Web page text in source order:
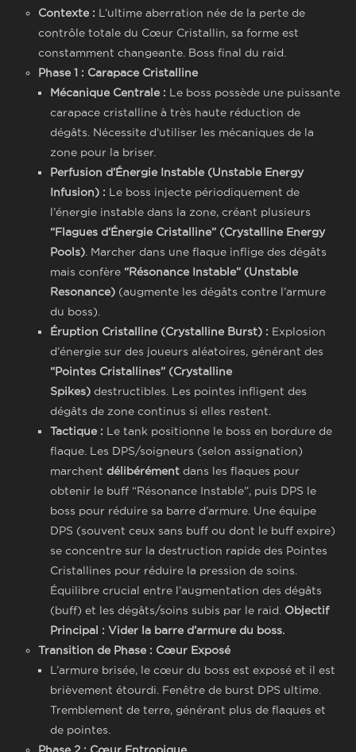
Contexte : L’ultime aberration née de la perte de
contrôle totale du Cœur Cristallin, sa forme est
constamment changeante. Boss final du raid.
Phase 1 : Carapace Cristalline
Mécanique Centrale : Le boss possède une puissante
carapace cristalline à très haute réduction de
dégâts. Nécessite d’utiliser les mécaniques de la
zone pour la briser.
Perfusion d’Énergie Instable (Unstable Energy
Infusion) : Le boss injecte périodiquement de
l’énergie instable dans la zone, créant plusieurs
“Flagues d’Énergie Cristalline” (Crystalline Energy
Pools). Marcher dans une flaque inflige des dégâts
mais confère “Résonance Instable” (Unstable
Resonance)(augmente les dégâts contre l’armure
du boss).
Éruption Cristalline (Crystalline Burst) : Explosion
d’énergie sur des joueurs aléatoires, générant des
“Pointes Cristallines” (Crystalline
Spikes)destructibles. Les pointes infligent des
dégâts de zone continus si elles restent.
Tactique : Le tank positionne le boss en bordure de
flaque. Les DPS/soigneurs (selon assignation)
marchent délibérémentdans les flaques pour
obtenir le buff “Résonance Instable”, puis DPS le
boss pour réduire sa barre d’armure. Une équipe
DPS (souvent ceux sans buff ou dont le buff expire)
se concentre sur la destruction rapide des Pointes
Cristallines pour réduire la pression de soins.
Équilibre crucial entre l’augmentation des dégâts
(buff) et les dégâts/soins subis par le raid. Objectif
Principal : Vider la barre d’armure du boss.
Transition de Phase : Cœur Exposé
L’armure brisée, le cœur du boss est exposé et il est
brièvement étourdi. Fenêtre de burst DPS ultime.
Tremblement de terre, générant plus de flaques et
de pointes.